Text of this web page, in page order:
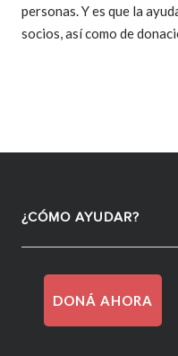
personas. Y es que la
socios, así como de
¿CÓMO AYUDAR?
DONÁ AHORA